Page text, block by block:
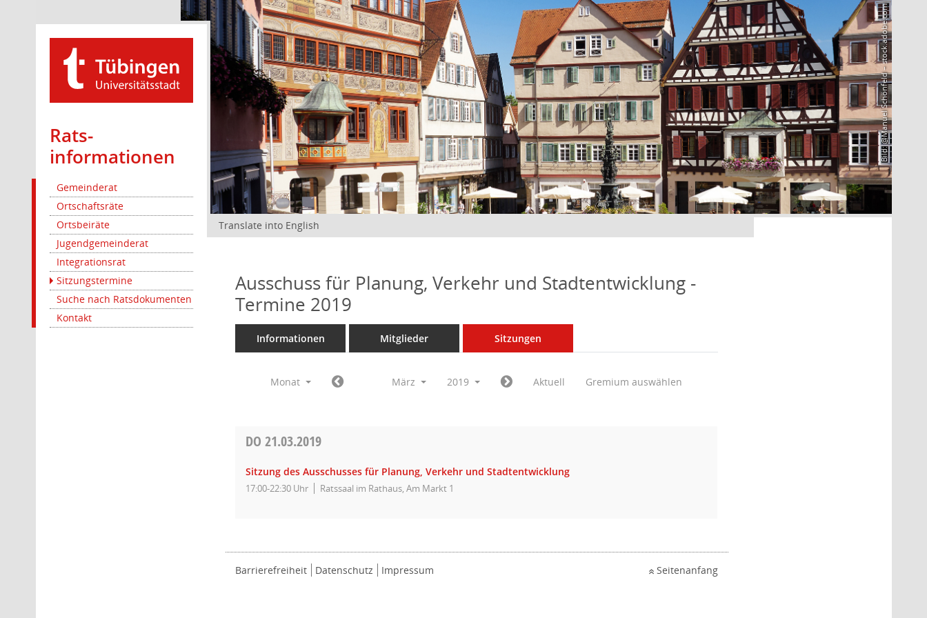
Rats­
informationen
Gemeinderat
Ortschaftsräte
Ortsbeiräte
Jugendgemeinderat
Integrationsrat
Sitzungstermine
Suche nach Ratsdokumenten
Kontakt
Bild: @Manuel Schönfeld – stock.adobe.com
Translate into English
Ausschuss für Planung, Verkehr und Stadtentwicklung -
Termine 2019
Informationen Mitglieder Sitzungen
Monat März 2019 Aktuell Gremium auswählen
DO21.03.2019
Sitzung des Ausschusses für Planung, Verkehr und Stadtentwicklung
17:00-22:30 Uhr Ratssaal im Rathaus, Am Markt 1
Barrierefreiheit Datenschutz Impressum Seitenanfang